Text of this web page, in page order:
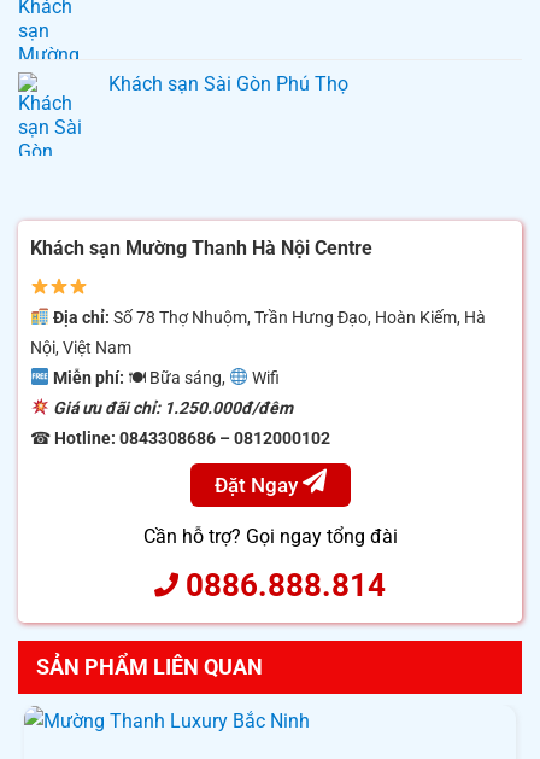
Khách sạn Sài Gòn Phú Thọ
Khách sạn Mường Thanh Hà Nội Centre
Địa chỉ: Số 78 Thợ Nhuộm, Trần Hưng Đạo, Hoàn Kiếm, Hà
Nội, Việt Nam
Miễn phí: 🍽 Bữa sáng,
Wifi
Giá ưu đãi chỉ: 1.250.000đ/đêm
☎ Hotline: 0843308686 – 0812000102
Đặt Ngay
Cần hỗ trợ? Gọi ngay tổng đài
0886.888.814
SẢN PHẨM LIÊN QUAN